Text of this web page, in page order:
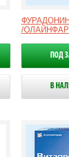
/
ПОД
В